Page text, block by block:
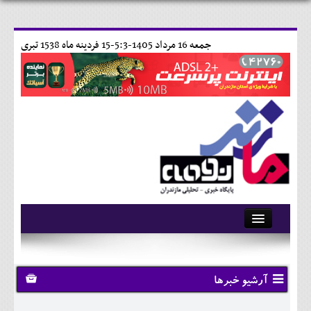
15 فردينه ماه 1538 تبری جمعه 16 مرداد 1405-5:3-
آرشیو
تماس با ما
وبلاگ
آرشیو خبرها